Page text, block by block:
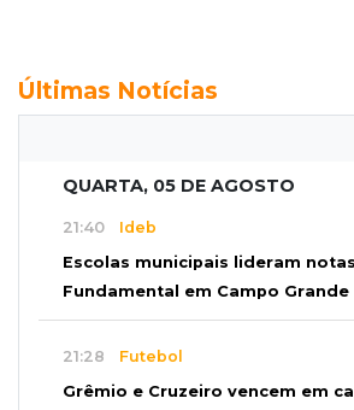
Últimas Notícias
QUARTA, 05 DE AGOSTO
21:40 Ideb
Escolas municipais lideram
Fundamental em Campo Grande
21:28 Futebol
Grêmio e Cruzeiro vencem em